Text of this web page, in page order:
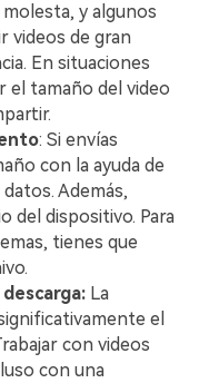
y algunos
videos de gran
En situaciones
el tamaño del video
: Si envías
con la ayuda de
Además,
del dispositivo. Para
tienes que
La
el
con videos
con una